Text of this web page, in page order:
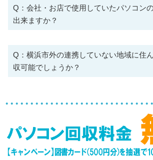
Q：会社・お店で使用していたパソコン
出来ますか？
Q：横浜市外の連携していない地域に住
収可能でしょうか？